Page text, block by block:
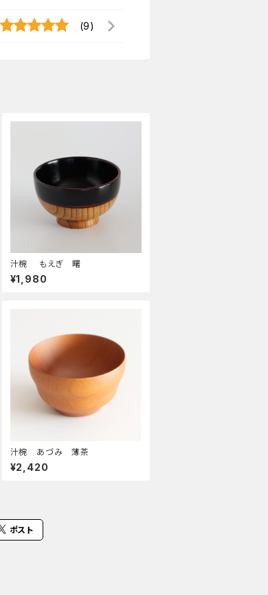
(9)
汁椀 もえぎ 曙
¥1,980
汁椀 あづみ 薄茶
¥2,420
ポスト